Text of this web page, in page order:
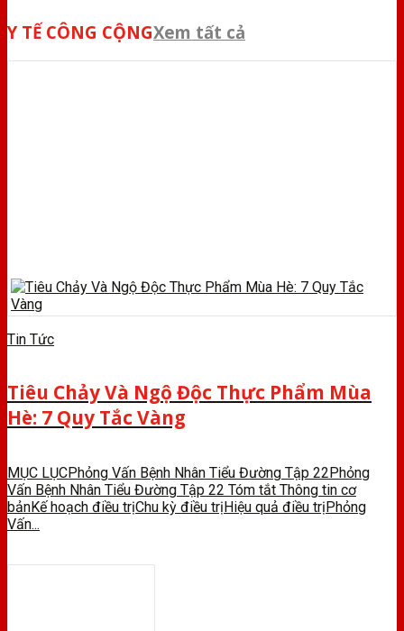
Y TẾ CÔNG CỘNGXem tất cả
Tin Tức
Tiêu Chảy Và Ngộ Độc Thực Phẩm Mùa
Hè: 7 Quy Tắc Vàng
MỤC LỤCPhỏng Vấn Bệnh Nhân Tiểu Đường Tập 22Phỏng
Vấn Bệnh Nhân Tiểu Đường Tập 22 Tóm tắt Thông tin cơ
bảnKế hoạch điều trịChu kỳ điều trịHiệu quả điều trịPhỏng
Vấn...